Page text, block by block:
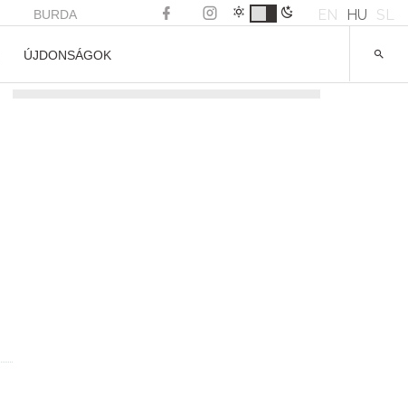
BURDA EN HU SL
ÚJDONSÁGOK